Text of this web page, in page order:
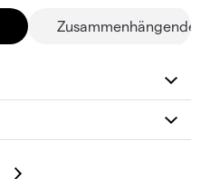
Zusammenhängende